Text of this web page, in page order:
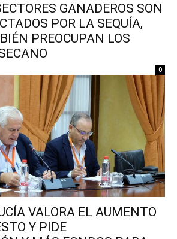
GANADEROS SON
POR LA SEQUÍA,
PREOCUPAN LOS
0
VALORA EL AUMENTO
Y PIDE